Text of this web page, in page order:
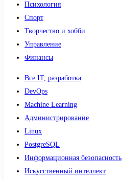
Психология
Спорт
Творчество и хобби
Управление
Финансы
Все IT, разработка
DevOps
Machine Learning
Администрирование
Linux
PostgreSQL
Информационная безопасность
Искусственный интеллект